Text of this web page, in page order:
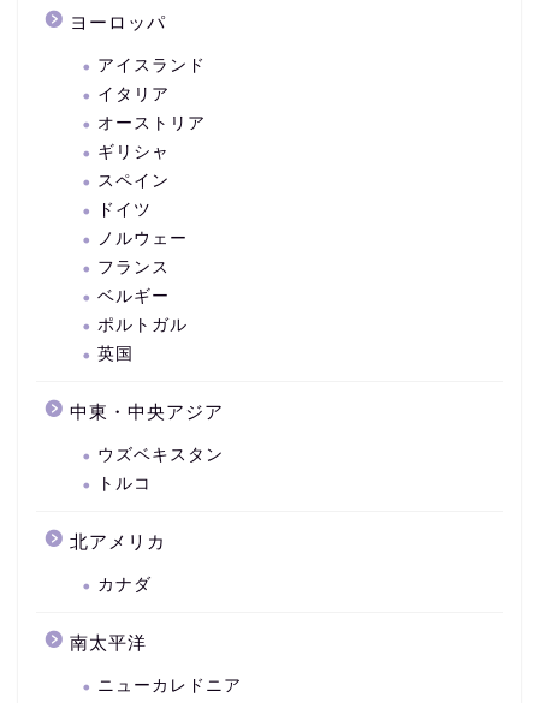
ヨーロッパ
アイスランド
イタリア
オーストリア
ギリシャ
スペイン
ドイツ
ノルウェー
フランス
ベルギー
ポルトガル
英国
中東・中央アジア
ウズベキスタン
トルコ
北アメリカ
カナダ
南太平洋
ニューカレドニア